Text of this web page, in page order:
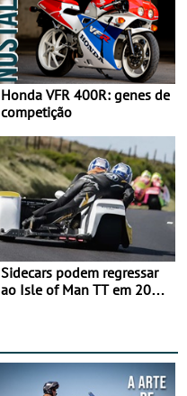
Honda VFR 400R: genes de
competição
Sidecars podem regressar
ao Isle of Man TT em 2027